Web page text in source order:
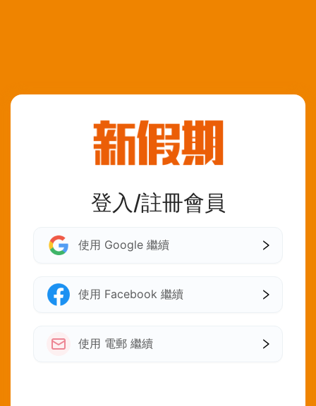
登入/註冊會員
使用 Google 繼續
使用 Facebook 繼續
使用 電郵 繼續